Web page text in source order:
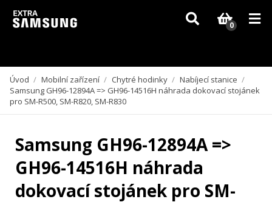
Vzhledem k aktuální situaci se může dodání dílů, které nejsou skladem,
zpozdit. Děkujeme za pochopení.
0
Úvod / Mobilní zařízení / Chytré hodinky / Nabíjecí stanice /
Samsung GH96-12894A => GH96-14516H náhrada dokovací stojánek
pro SM-R500, SM-R820, SM-R830
Samsung GH96-12894A =>
GH96-14516H náhrada
dokovací stojánek pro SM-